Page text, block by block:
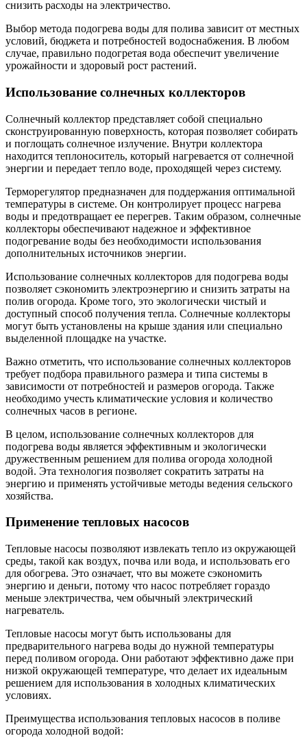
снизить расходы на электричество.
Выбор метода подогрева воды для полива зависит от местных
условий, бюджета и потребностей водоснабжения. В любом
случае, правильно подогретая вода обеспечит увеличение
урожайности и здоровый рост растений.
Использование солнечных коллекторов
Солнечный коллектор представляет собой специально
сконструированную поверхность, которая позволяет собирать
и поглощать солнечное излучение. Внутри коллектора
находится теплоноситель, который нагревается от солнечной
энергии и передает тепло воде, проходящей через систему.
Терморегулятор предназначен для поддержания оптимальной
температуры в системе. Он контролирует процесс нагрева
воды и предотвращает ее перегрев. Таким образом, солнечные
коллекторы обеспечивают надежное и эффективное
подогревание воды без необходимости использования
дополнительных источников энергии.
Использование солнечных коллекторов для подогрева воды
позволяет сэкономить электроэнергию и снизить затраты на
полив огорода. Кроме того, это экологически чистый и
доступный способ получения тепла. Солнечные коллекторы
могут быть установлены на крыше здания или специально
выделенной площадке на участке.
Важно отметить, что использование солнечных коллекторов
требует подбора правильного размера и типа системы в
зависимости от потребностей и размеров огорода. Также
необходимо учесть климатические условия и количество
солнечных часов в регионе.
В целом, использование солнечных коллекторов для
подогрева воды является эффективным и экологически
дружественным решением для полива огорода холодной
водой. Эта технология позволяет сократить затраты на
энергию и применять устойчивые методы ведения сельского
хозяйства.
Применение тепловых насосов
Тепловые насосы позволяют извлекать тепло из окружающей
среды, такой как воздух, почва или вода, и использовать его
для обогрева. Это означает, что вы можете сэкономить
энергию и деньги, потому что насос потребляет гораздо
меньше электричества, чем обычный электрический
нагреватель.
Тепловые насосы могут быть использованы для
предварительного нагрева воды до нужной температуры
перед поливом огорода. Они работают эффективно даже при
низкой окружающей температуре, что делает их идеальным
решением для использования в холодных климатических
условиях.
Преимущества использования тепловых насосов в поливе
огорода холодной водой: